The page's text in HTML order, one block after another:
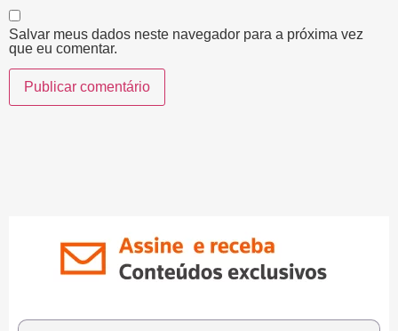
Salvar meus dados neste navegador para a próxima vez
que eu comentar.